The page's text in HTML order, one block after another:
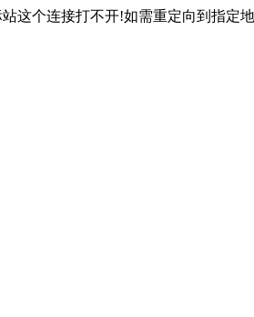
这个连接打不开!如需重定向到指定